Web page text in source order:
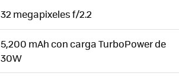
32 megapixeles f/2.2
5,200 mAh con carga TurboPower de
30W